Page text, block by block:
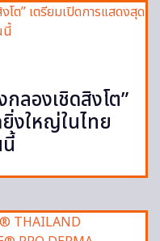
กลองเชิดสิงโต”
งใหญ่ในไทย